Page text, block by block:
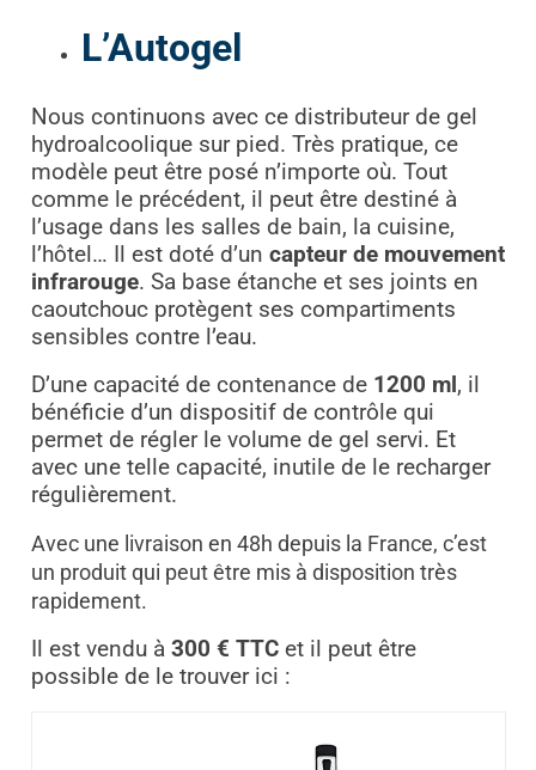
L’Autogel
Nous continuons avec ce distributeur de gel
hydroalcoolique sur pied. Très pratique, ce
modèle peut être posé n’importe où. Tout
comme le précédent, il peut être destiné à
l’usage dans les salles de bain, la cuisine,
l’hôtel… Il est doté d’un capteur de mouvement
infrarouge. Sa base étanche et ses joints en
caoutchouc protègent ses compartiments
sensibles contre l’eau.
D’une capacité de contenance de 1200 ml, il
bénéficie d’un dispositif de contrôle qui
permet de régler le volume de gel servi. Et
avec une telle capacité, inutile de le recharger
régulièrement.
Avec une livraison en 48h depuis la France, c’est
un produit qui peut être mis à disposition très
rapidement.
Il est vendu à 300 € TTC et il peut être
possible de le trouver ici :